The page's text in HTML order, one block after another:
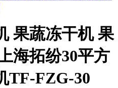
果蔬冻干机 果
海拓纷30平方
TF-FZG-30